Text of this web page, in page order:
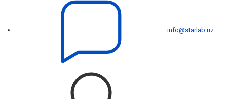
info@starlab.uz